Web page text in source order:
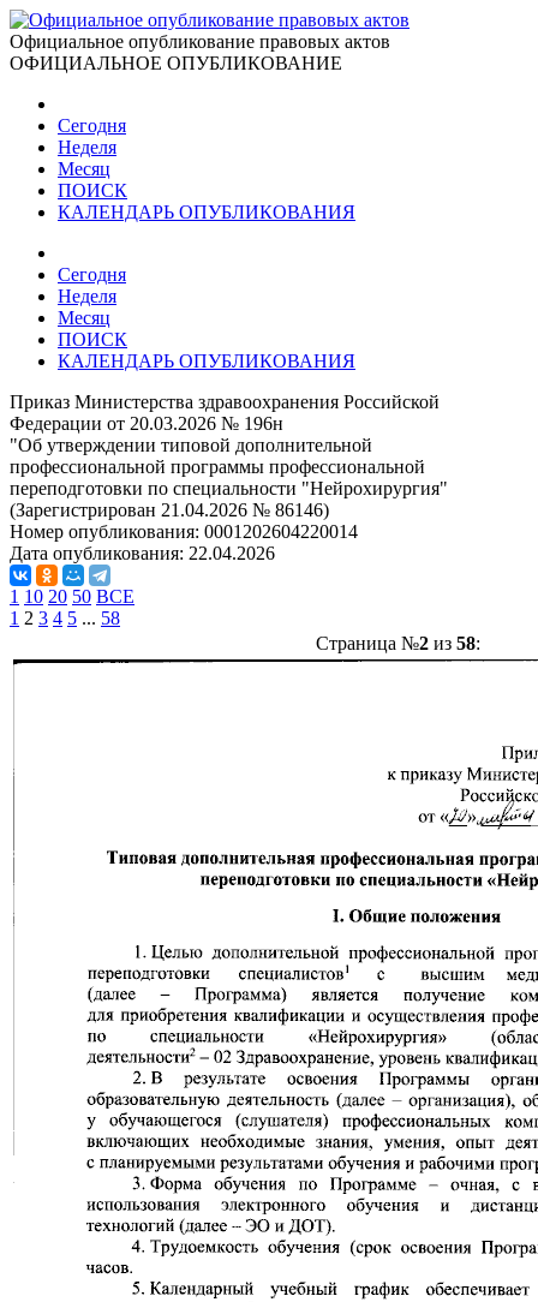
Официальное опубликование правовых актов
ОФИЦИАЛЬНОЕ ОПУБЛИКОВАНИЕ
Сегодня
Неделя
Месяц
ПОИСК
КАЛЕНДАРЬ ОПУБЛИКОВАНИЯ
Сегодня
Неделя
Месяц
ПОИСК
КАЛЕНДАРЬ ОПУБЛИКОВАНИЯ
Приказ Министерства здравоохранения Российской
Федерации от 20.03.2026 № 196н
"Об утверждении типовой дополнительной
профессиональной программы профессиональной
переподготовки по специальности "Нейрохирургия"
(Зарегистрирован 21.04.2026 № 86146)
Номер опубликования: 0001202604220014
Дата опубликования: 22.04.2026
1 10 20 50 ВСЕ
1 2 3 4 5 ... 58
Страница №2из 58: